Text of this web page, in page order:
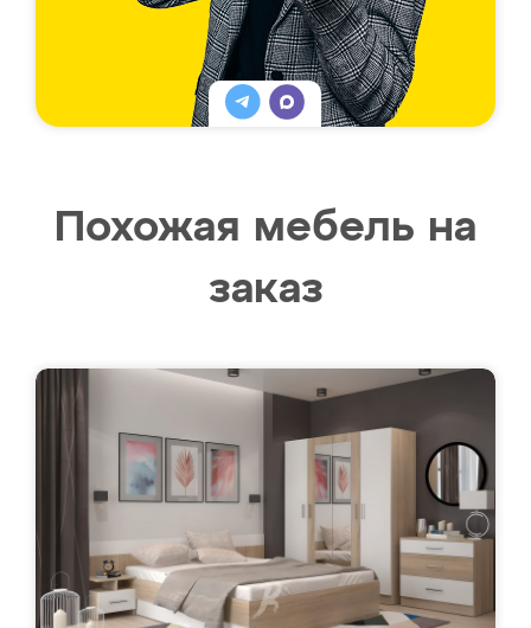
Похожая мебель на
заказ